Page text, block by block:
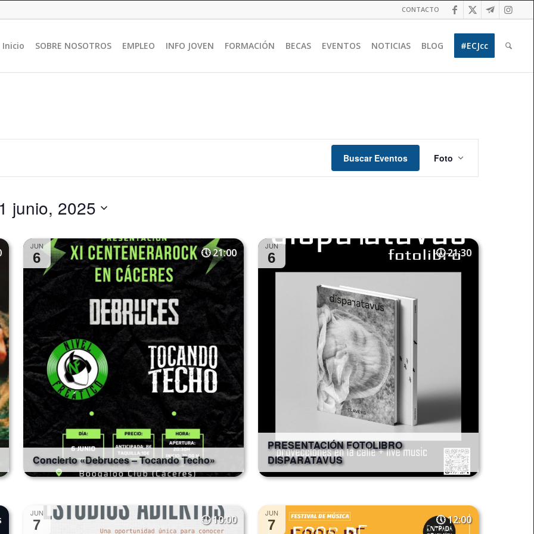
CONTACTO
Inicio SOBRE NOSOTROS EMPLEO INFO JOVEN FORMACIÓN BECAS EVENTOS NOTICIAS BLOG #ECJcc
Buscar Eventos
de
Foto
junio, 2025
JUN
6 21:00
Concierto «Debruces – Tocando Techo»
JUN
6 21:30
PRESENTACIÓN FOTOLIBRO
DISPARATAVUS
JUN
7 10:00
JUN
7 12:00